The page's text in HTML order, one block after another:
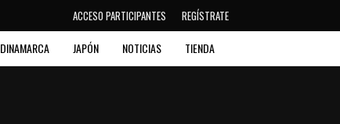
ACCESO PARTICIPANTES REGÍSTRATE
DINAMARCA JAPÓN NOTICIAS TIENDA